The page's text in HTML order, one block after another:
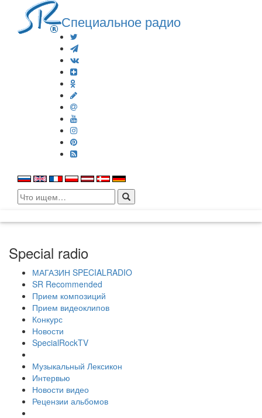
Специальное радио
Search
for:
Special radio
МАГАЗИН SPECIALRADIO
SR Recommended
Прием композиций
Прием видеоклипов
Конкурс
Новости
SpecialRockTV
Музыкальный Лексикон
Интервью
Новости видео
Рецензии альбомов